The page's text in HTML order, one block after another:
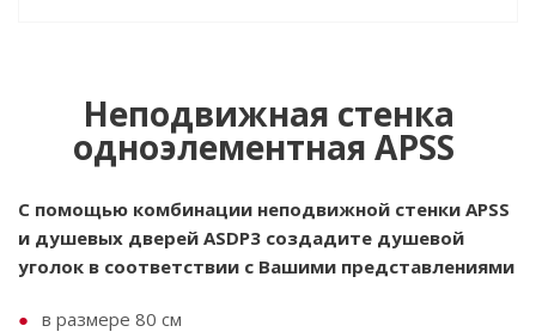
Неподвижная стенка
одноэлементная APSS
С помощью комбинации неподвижной стенки APSS
и душевых дверей ASDP3 создадите душевой
уголок в соответствии с Вашими представлениями
в размере 80 см